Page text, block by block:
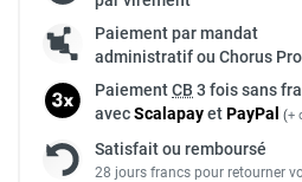
Paiement par mandat
administratif ou Chorus Pro
PaiementCB 3 fois sans
avecScalapayetPayPal (+
Satisfait ou remboursé
28 jours francs pour retourner